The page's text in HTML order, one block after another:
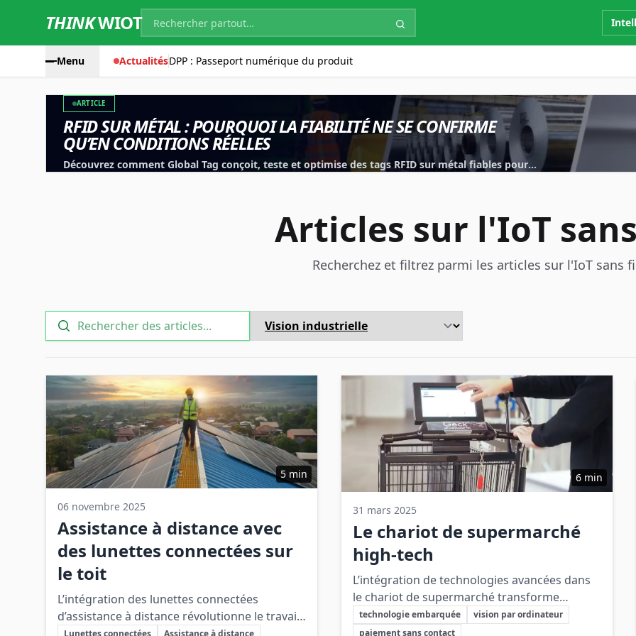
THINKWIOT
Menu ActualitésDPP : Passeport numérique du produit
ARTICLE
RFID SUR MÉTAL : POURQUOI LA FIABILITÉ NE SE CONFIRME
QU’EN CONDITIONS RÉELLES
Découvrez comment Global Tag conçoit, teste et optimise des tags RFID sur métal fiables pour
Articles sur l'IoT
Recherchez et filtrez parmi les articles sur l'IoT sans
Recherche
5 min
06 novembre 2025
Assistance à distance avec
des lunettes connectées sur
le toit
L’intégration des lunettes connectées
d’assistance à distance révolutionne le travail
Sujets clés
Lunettes connectées
Assistance à distance
6 min
31 mars 2025
Le chariot de supermarché
high-tech
L’intégration de technologies avancées dans
le chariot de supermarché transforme
l’expérience d’achat en améliorant l’efficacité,
la sécurité et la personnalisation au sein du
Sujets clés
technologie embarquée
vision par ordinateur
paiement sans contact